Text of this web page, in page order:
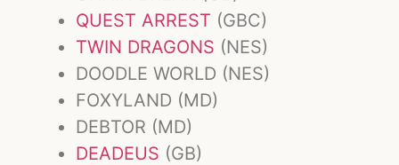
QUEST ARREST (GBC)
TWIN DRAGONS (NES)
DOODLE WORLD (NES)
FOXYLAND (MD)
DEBTOR (MD)
DEADEUS (GB)